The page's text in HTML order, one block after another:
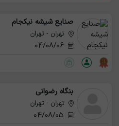
صنایع شیشه نیکجام
تهران - تهران
04/08/06
بنگاه رضوانی
تهران - تهران